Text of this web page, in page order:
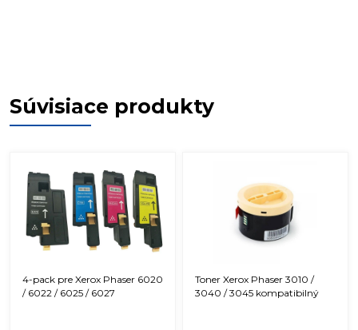
Súvisiace produkty
4-pack pre Xerox Phaser 6020
/ 6022 / 6025 / 6027
Toner Xerox Phaser 3010 /
3040 / 3045 kompatibilný